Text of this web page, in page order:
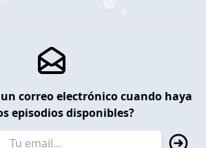
correo electrónico cuando haya
episodios disponibles?